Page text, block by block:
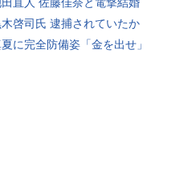
啓司氏 逮捕されていたか
に完全防備姿「金を出せ」